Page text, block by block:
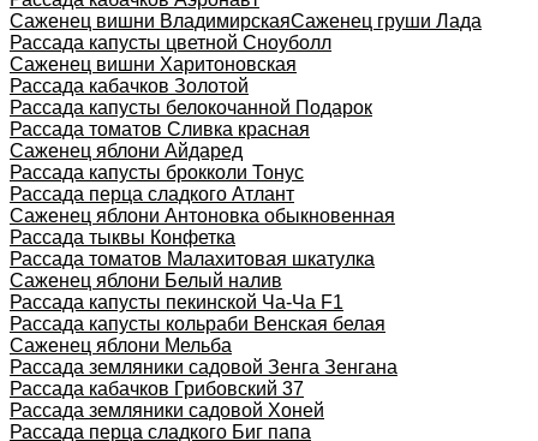
Саженец вишни ВладимирскаяСаженец груши Лада
Рассада капусты цветной Сноуболл
Саженец вишни Харитоновская
Рассада кабачков Золотой
Рассада капусты белокочанной Подарок
Рассада томатов Сливка красная
Саженец яблони Айдаред
Рассада капусты брокколи Тонус
Рассада перца сладкого Атлант
Саженец яблони Антоновка обыкновенная
Рассада тыквы Конфетка
Рассада томатов Малахитовая шкатулка
Саженец яблони Белый налив
Рассада капусты пекинской Ча-Ча F1
Рассада капусты кольраби Венская белая
Саженец яблони Мельба
Рассада земляники садовой Зенга Зенгана
Рассада кабачков Грибовский 37
Рассада земляники садовой Хоней
Рассада перца сладкого Биг папа